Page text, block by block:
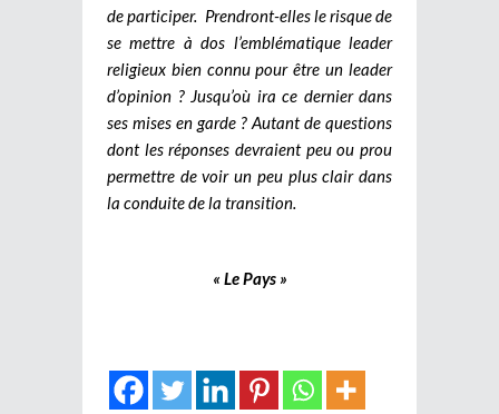
de participer. Prendront-elles le risque de
se mettre à dos l’emblématique leader
religieux bien connu pour être un leader
d’opinion ? Jusqu’où ira ce dernier dans
ses mises en garde ? Autant de questions
dont les réponses devraient peu ou prou
permettre de voir un peu plus clair dans
la conduite de la transition.
« Le Pays »